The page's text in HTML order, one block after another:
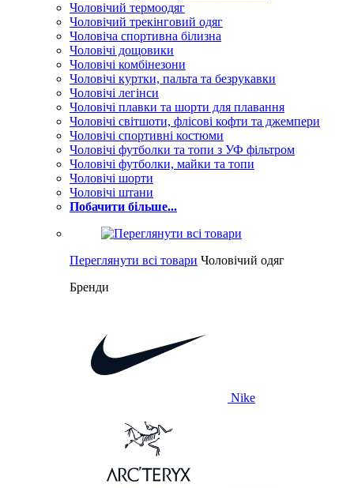
Чоловічий термоодяг
Чоловічий трекінговий одяг
Чоловіча спортивна білизна
Чоловічі дощовики
Чоловічі комбінезони
Чоловічі куртки, пальта та безрукавки
Чоловічі легінси
Чоловічі плавки та шорти для плавання
Чоловічі світшоти, флісові кофти та джемпери
Чоловічі спортивні костюми
Чоловічі футболки та топи з УФ фільтром
Чоловічі футболки, майки та топи
Чоловічі шорти
Чоловічі штани
Побачити більше...
Переглянути всі товари Чоловічий одяг
Бренди
Nike